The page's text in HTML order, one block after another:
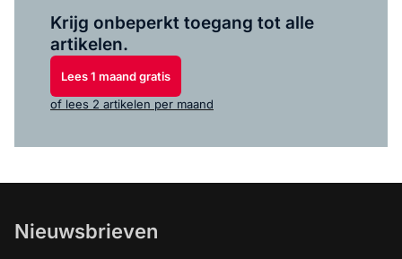
Krijg onbeperkt toegang tot alle
artikelen.
Lees 1 maand gratis
of lees 2 artikelen per maand
Nieuwsbrieven